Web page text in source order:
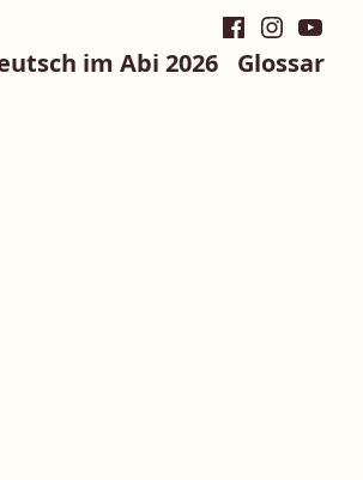
im Abi 2026 Glossar
Facebook